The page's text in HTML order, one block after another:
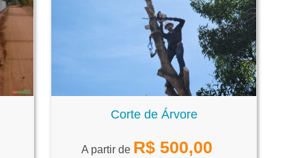
Corte de Árvore
A partir de R$ 500,00